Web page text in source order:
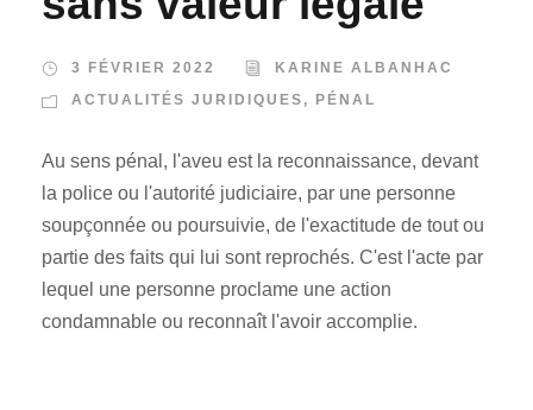
3 FÉVRIER 2022
KARINE ALBANHAC
ACTUALITÉS JURIDIQUES , PÉNAL
Au sens pénal, l'aveu est la reconnaissance, devant
la police ou l'autorité judiciaire, par une personne
soupçonnée ou poursuivie, de l'exactitude de tout ou
partie des faits qui lui sont reprochés. C'est l'acte par
lequel une personne proclame une action
condamnable ou reconnaît l'avoir accomplie.